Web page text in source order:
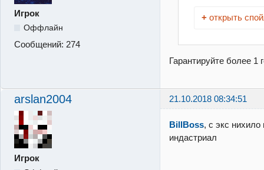
Игрок
Оффлайн
Сообщений: 274
+открыть
Гарантируйте более 1
arslan2004 21.10.2018 08:34:51
Игрок
BillBoss, с экс нихило
индастриал